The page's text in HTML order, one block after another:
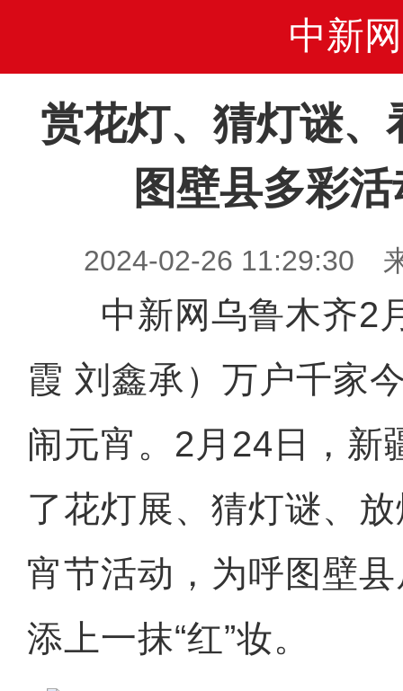
中新网
赏花灯、猜灯谜、
图壁县多彩
2024-02-26 11:29:30
中新网乌鲁木齐2
霞 刘鑫承）万户千家
闹元宵。2月24日，新
了花灯展、猜灯谜、
宵节活动，为呼图壁
添上一抹“红”妆。